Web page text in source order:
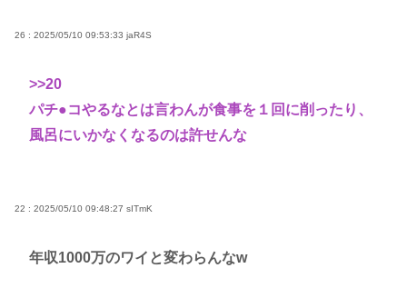
26 : 2025/05/10 09:53:33 jaR4S
>>20
パチ●コやるなとは言わんが食事を１回に削ったり、
風呂にいかなくなるのは許せんな
22 : 2025/05/10 09:48:27 sITmK
年収1000万のワイと変わらんなw